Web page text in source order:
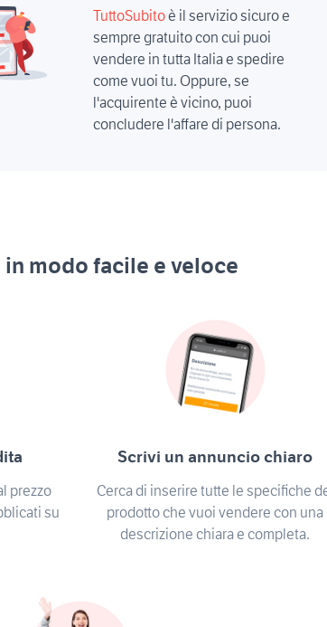
TuttoSubitoè il servizio sicuro e
sempre gratuito con cui puoi
vendere in tutta Italia e spedire
come vuoi tu. Oppure, se
l'acquirente è vicino, puoi
concludere l'affare di persona.
modo facile e veloce
prezzo
su
Scrivi un annuncio chiaro
Cerca di inserire tutte le specifiche
prodotto che vuoi vendere con una
descrizione chiara e completa.